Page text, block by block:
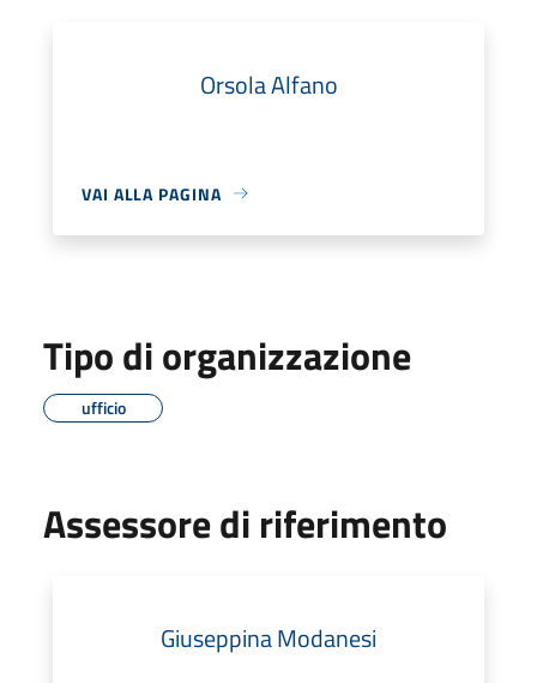
Orsola Alfano
VAI ALLA PAGINA
Tipo di organizzazione
ufficio
Assessore di riferimento
Giuseppina Modanesi